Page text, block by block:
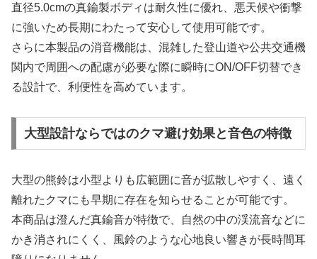
直径5.0cmの真鍮製ボディは耐久性に優れ、悪天候や衝撃
に強いため長期にわたって安心して使用可能です。
さらに本製品の消音機能は、混雑した登山道や公共交通機
関内で周囲への配慮が必要な際に瞬時にON/OFF切替でき
る設計で、利便性を高めています。
大型設計ならではのクマ避け効果と音色の特徴
大型の熊鈴は小型よりも広範囲に音が拡散しやすく、遠く
離れたクマにも早期に存在を知らせることが可能です。
本商品は澄んだ真鍮音が特徴で、自然の中の渓流音などに
かき消されにくく、風鈴のような心地良い響きが長時間耳